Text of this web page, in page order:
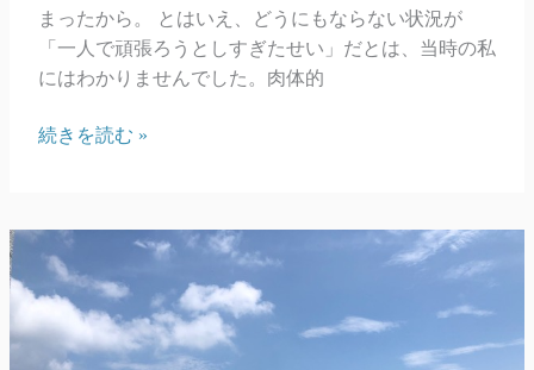
まったから。 とはいえ、どうにもならない状況が
「一人で頑張ろうとしすぎたせい」だとは、当時の私
にはわかりませんでした。肉体的
人
と
強
続きを読む »